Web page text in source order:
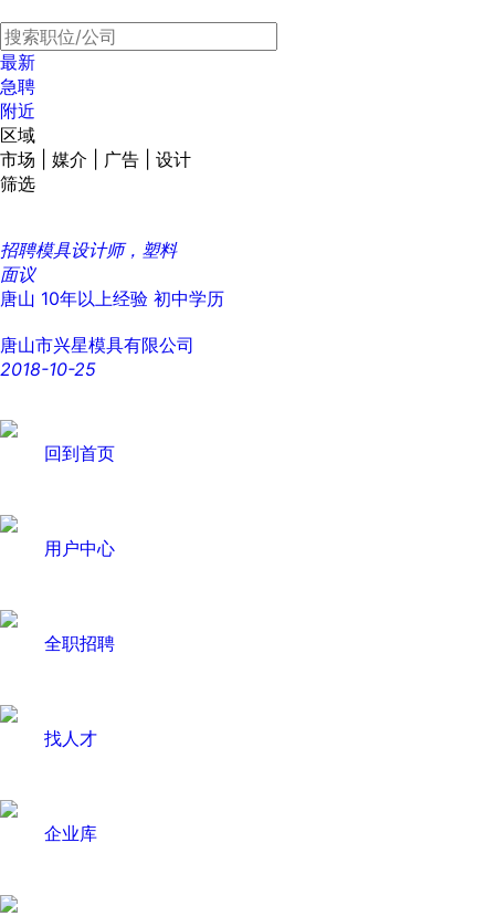
最新
急聘
附近
区域
市场 | 媒介 | 广告 | 设计
筛选
招聘模具设计师，塑料
面议
唐山 10年以上经验 初中学历
唐山市兴星模具有限公司
2018-10-25
回到首页
用户中心
全职招聘
找人才
企业库